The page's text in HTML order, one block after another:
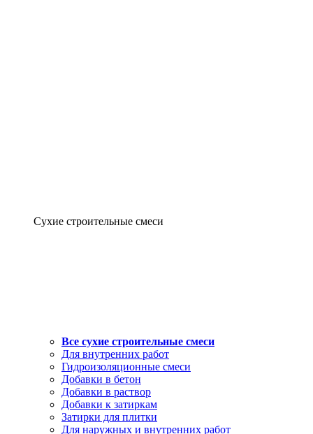
Сухие строительные смеси
Все сухие строительные смеси
Для внутренних работ
Гидроизоляционные смеси
Добавки в бетон
Добавки в раствор
Добавки к затиркам
Затирки для плитки
Для наружных и внутренних работ